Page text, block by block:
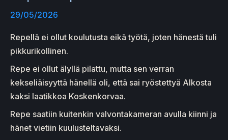
29/05/2026
Repellä ei ollut koulutusta eikä työtä, joten hänestä tuli
pikkurikollinen.
Repe ei ollut älyllä pilattu, mutta sen verran
kekseliäisyyttä hänellä oli, että sai ryöstettyä Alkosta
kaksi laatikkoa Koskenkorvaa.
Repe saatiin kuitenkin valvontakameran avulla kiinni ja
hänet vietiin kuulusteltavaksi.